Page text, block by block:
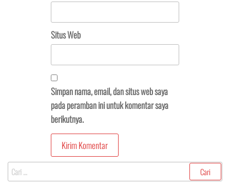
Situs Web
Simpan nama, email, dan situs web saya
pada peramban ini untuk komentar saya
berikutnya.
Cari
untuk: